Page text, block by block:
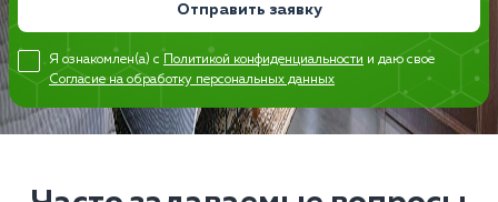
Отправить заявку
Я ознакомлен(а) с Политикой конфиденциальности и даю свое
Согласие на обработку персональных данных